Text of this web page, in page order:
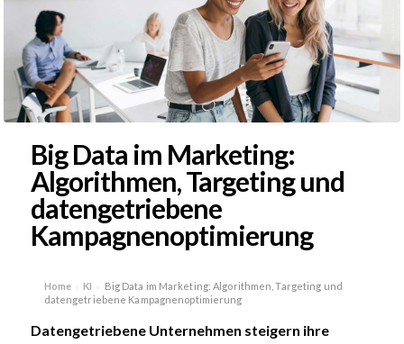
Big Data im Marketing:
Algorithmen, Targeting und
datengetriebene
Kampagnenoptimierung
Home › KI ›
Big Data im Marketing: Algorithmen, Targeting und
datengetriebene Kampagnenoptimierung
Datengetriebene Unternehmen steigern ihre